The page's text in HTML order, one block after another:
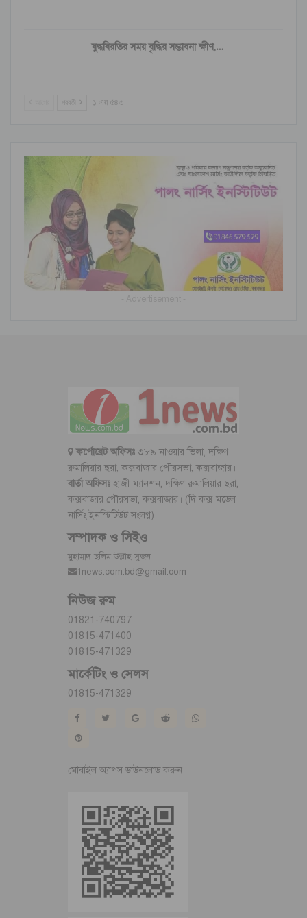
যুদ্ধবিরতির সময় বৃদ্ধির সম্ভাবনা ক্ষীণ,…
পরবর্তী ১ এর ৫৪৩
কর্পোরেট অফিসঃ৩৮৯ নাওয়ার ভিলা, দক্ষিণ
রুমালিয়ার ছরা, কক্সবাজার পৌরসভা, কক্সবাজার।
বার্তা অফিসঃ হাজী ম্যানশন, দক্ষিণ রুমালিয়ার ছরা,
কক্সবাজার পৌরসভা, কক্সবাজার। (দি কক্স মডেল
নার্সিং ইনস্টিটিউট সংলগ্ন)
সম্পাদক ও সিইও
মুহাম্মদ ছলিম উল্লাহ সুজন
1news.com.bd@gmail.com
নিউজ রুম
01821-740797
01815-471400
01815-471329
মার্কেটিং ও সেলস
01815-471329
মোবাইল অ্যাপস ডাউনলোড করুন